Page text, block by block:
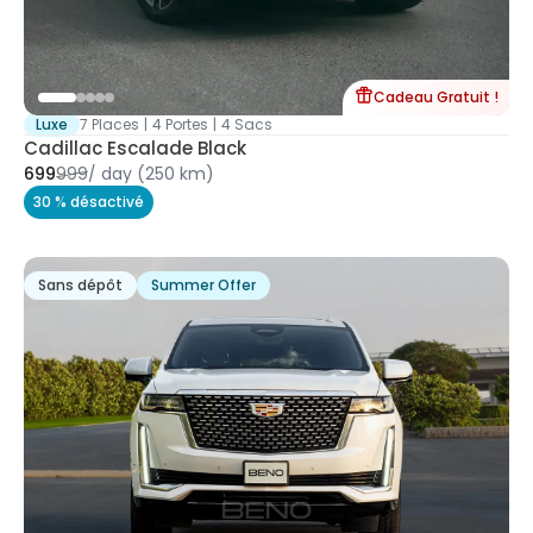
Cadeau Gratuit !
Luxe
7 Places | 4 Portes | 4 Sacs
Cadillac Escalade Black
699999/ day (250 km)
30 % désactivé
Sans dépôt Summer Offer